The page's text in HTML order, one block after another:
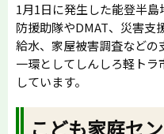
1月1日に発生した能登半
防援助隊やDMAT、災害支
給水、家屋被害調査など
一環としてしんしろ軽ト
しています。
こども家庭セ